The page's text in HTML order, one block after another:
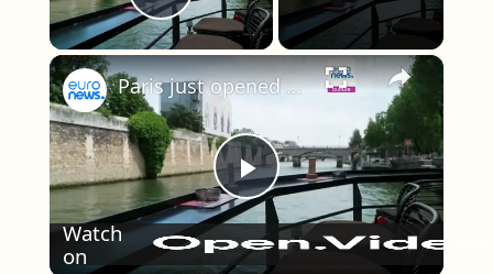
Play Video
×
Play
Video
Paris just opened a floating bookshop under Notre-Dame - and it has DJ sets
Watch
on